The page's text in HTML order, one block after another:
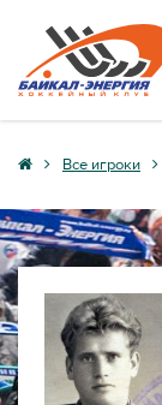
Клуб
Команда
Болельщику
Медиа
Все игроки